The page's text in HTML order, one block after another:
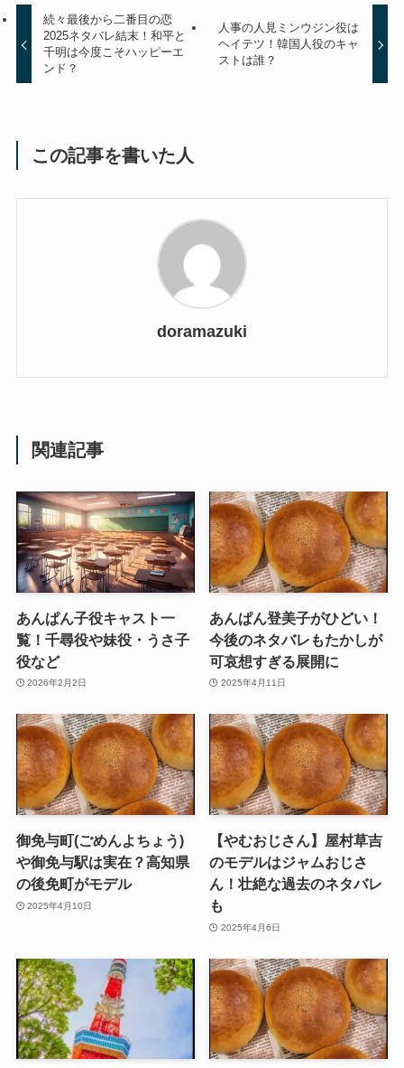
続々最後から二番目の恋
2025ネタバレ結末！和平と
千明は今度こそハッピーエ
ンド？
人事の人見ミンウジン役は
ヘイテツ！韓国人役のキャ
ストは誰？
この記事を書いた人
doramazuki
関連記事
あんぱん子役キャスト一
覧！千尋役や妹役・うさ子
役など
2026年2月2日
あんぱん登美子がひどい！
今後のネタバレもたかしが
可哀想すぎる展開に
2025年4月11日
御免与町(ごめんよちょう)
や御免与駅は実在？高知県
の後免町がモデル
2025年4月10日
【やむおじさん】屋村草吉
のモデルはジャムおじさ
ん！壮絶な過去のネタバレ
も
2025年4月6日